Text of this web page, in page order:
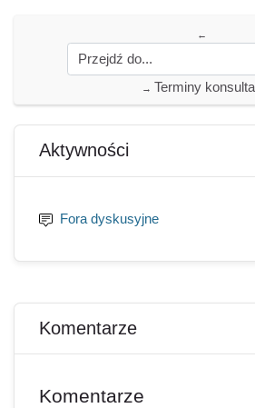
←
→ Terminy
Bloki
Aktywności
Fora dyskusyjne
Komentarze
Komentarze